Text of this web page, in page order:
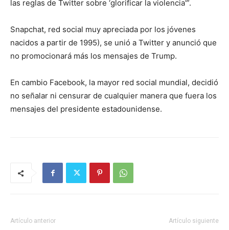
las reglas de Twitter sobre ‘glorificar la violencia'”.
Snapchat, red social muy apreciada por los jóvenes
nacidos a partir de 1995), se unió a Twitter y anunció que
no promocionará más los mensajes de Trump.
En cambio Facebook, la mayor red social mundial, decidió
no señalar ni censurar de cualquier manera que fuera los
mensajes del presidente estadounidense.
Artículo anterior Artículo siguiente